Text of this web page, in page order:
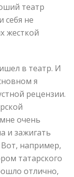
театр
себя не
жесткой
в театр. И
я
рецензии.
очень
и зажигать
Вот, например,
татарского
отлично,